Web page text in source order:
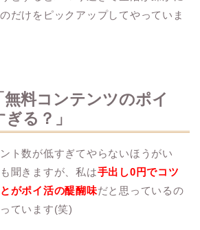
だけをピックアップしてやっていま
料コンテンツのポイ
る？」
ト数が低すぎてやらないほうがい
聞きますが、私は手出し0円でコツ
がポイ活の醍醐味だと思っているの
ています(笑)